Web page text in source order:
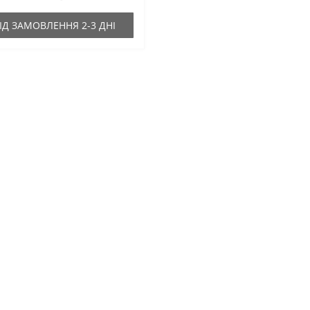
ЗАМОВЛЕННЯ 2-3 ДНІ